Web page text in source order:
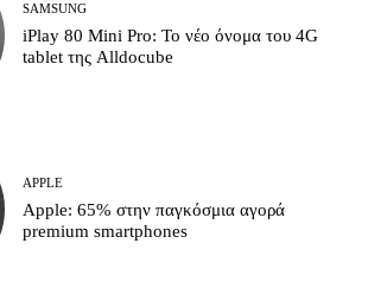
SAMSUNG
iPlay 80 Mini Pro: Το νέο όνομα του 4G
tablet της Alldocube
APPLE
Apple: 65% στην παγκόσμια αγορά
premium smartphones